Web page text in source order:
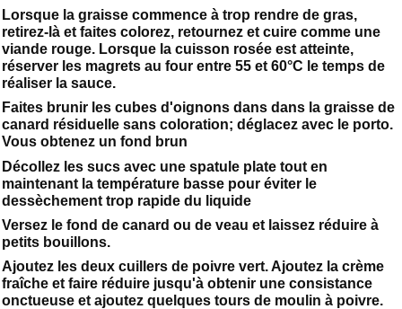
Lorsque la graisse commence à trop rendre de gras,
retirez-là et faites colorez, retournez et cuire comme une
viande rouge. Lorsque la cuisson rosée est atteinte,
réserver les magrets au four entre 55 et 60°C le temps de
réaliser la sauce.
Faites brunir les cubes d'oignons dans dans la graisse de
canard résiduelle sans coloration; déglacez avec le porto.
Vous obtenez un fond brun
Décollez les sucs avec une spatule plate tout en
maintenant la température basse pour éviter le
dessèchement trop rapide du liquide
Versez le fond de canard ou de veau et laissez réduire à
petits bouillons.
Ajoutez les deux cuillers de poivre vert. Ajoutez la crème
fraîche et faire réduire jusqu'à obtenir une consistance
onctueuse et ajoutez quelques tours de moulin à poivre.